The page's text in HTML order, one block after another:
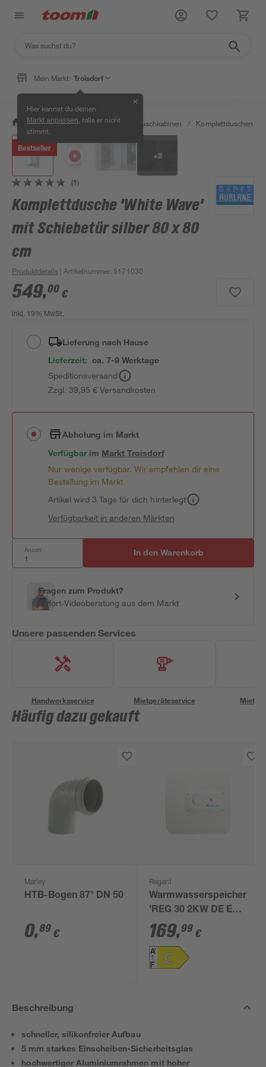
Mein Markt: Troisdorf
Hier kannst du deinen
Markt anpassen , falls er nicht
stimmt.
✕
/ Bad & Sanitär / Duschen Duschkabinen / Komplettduschen
Bestseller
+2
(1)
Komplettdusche 'White Wave'
mit Schiebetür silber 80 x 80
cm
Produktdetails | Artikelnummer: 5171030
549,00 €
inkl. 19% MwSt.
Lieferung nach Hause
Lieferzeit: ca. 7-9 Werktage
Speditionsversand
Zzgl. 39,95 € Versandkosten
Abholung im Markt
Verfügbar im MarktTroisdorf
Nur wenige verfügbar. Wir empfehlen dir eine
Bestellung im Markt.
Artikel wird 3 Tage für dich hinterlegt
Verfügbarkeit in anderen Märkten
Anzahl: In den Warenkorb
Fragen zum Produkt?
Sofort-Videoberatung aus dem Markt
Unsere passenden Services
Handwerksservice Mietgeräteservice
Häufig dazu gekauft
Marley
HTB-Bogen 87° DN 50
0,89 €
Regent
Warmwasserspeicher
'REG 30 2KW DE EU'
30 l
169,99 €
Beschreibung
schneller, silikonfreier Aufbau
5 mm starkes Einscheiben-Sicherheitsglas
hochwertiger Aluminiumrahmen mit hoher